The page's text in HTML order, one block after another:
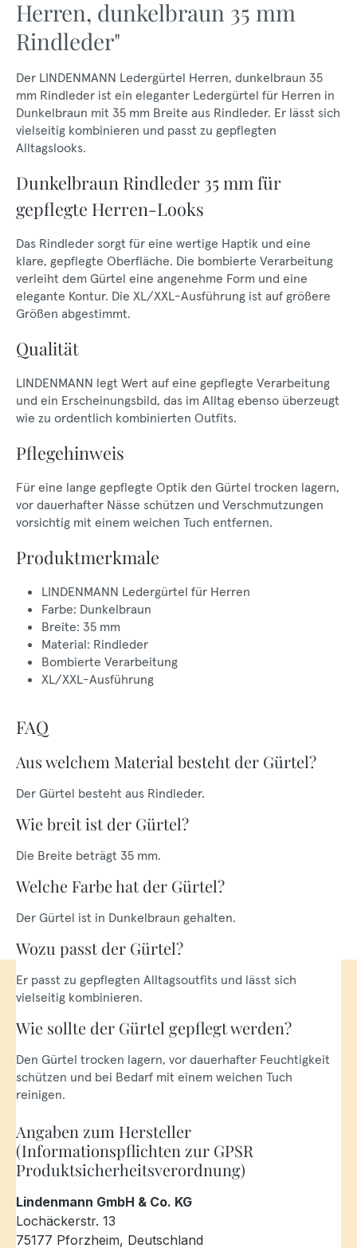
Herren, dunkelbraun 35 mm
Rindleder"
Der LINDENMANN Ledergürtel Herren, dunkelbraun 35
mm Rindleder ist ein eleganter Ledergürtel für Herren in
Dunkelbraun mit 35 mm Breite aus Rindleder. Er lässt sich
vielseitig kombinieren und passt zu gepflegten
Alltagslooks.
Dunkelbraun Rindleder 35 mm für
gepflegte Herren-Looks
Das Rindleder sorgt für eine wertige Haptik und eine
klare, gepflegte Oberfläche. Die bombierte Verarbeitung
verleiht dem Gürtel eine angenehme Form und eine
elegante Kontur. Die XL/XXL-Ausführung ist auf größere
Größen abgestimmt.
Qualität
LINDENMANN legt Wert auf eine gepflegte Verarbeitung
und ein Erscheinungsbild, das im Alltag ebenso überzeugt
wie zu ordentlich kombinierten Outfits.
Pflegehinweis
Für eine lange gepflegte Optik den Gürtel trocken lagern,
vor dauerhafter Nässe schützen und Verschmutzungen
vorsichtig mit einem weichen Tuch entfernen.
Produktmerkmale
LINDENMANN Ledergürtel für Herren
Farbe: Dunkelbraun
Breite: 35 mm
Material: Rindleder
Bombierte Verarbeitung
XL/XXL-Ausführung
FAQ
Aus welchem Material besteht der Gürtel?
Der Gürtel besteht aus Rindleder.
Wie breit ist der Gürtel?
Die Breite beträgt 35 mm.
Welche Farbe hat der Gürtel?
Der Gürtel ist in Dunkelbraun gehalten.
Wozu passt der Gürtel?
Er passt zu gepflegten Alltagsoutfits und lässt sich
vielseitig kombinieren.
Wie sollte der Gürtel gepflegt werden?
Den Gürtel trocken lagern, vor dauerhafter Feuchtigkeit
schützen und bei Bedarf mit einem weichen Tuch
reinigen.
Angaben zum Hersteller
(Informationspflichten zur GPSR
Produktsicherheitsverordnung)
Lindenmann GmbH & Co. KG
Lochäckerstr. 13
75177 Pforzheim, Deutschland